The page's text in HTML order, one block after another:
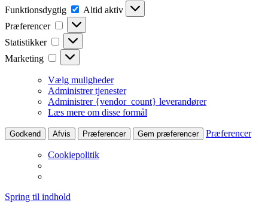
Funktionsdygtig
Funktionsdygtig
Altid aktiv
Præferencer
Præferencer
Statistikker Statistikker
Marketing Marketing
Vælg muligheder
Administrer tjenester
Administrer {vendor_count} leverandører
Læs mere om disse formål
Godkend Afvis Præferencer Gem præferencer Præferencer
Cookiepolitik
Spring til indhold